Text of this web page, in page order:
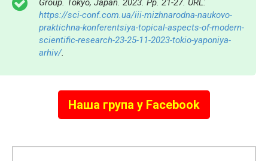
Group. Tokyo, Japan. 2023. Pp. 21-27. URL:
https://sci-conf.com.ua/iii-mizhnarodna-naukovo-
praktichna-konferentsiya-topical-aspects-of-modern-
scientific-research-23-25-11-2023-tokio-yaponiya-
arhiv/.
Наша група у Facebook